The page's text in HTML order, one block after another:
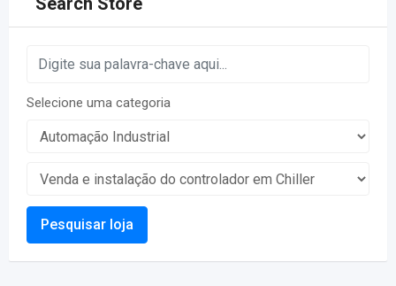
Selecione uma categoria
Pesquisar loja